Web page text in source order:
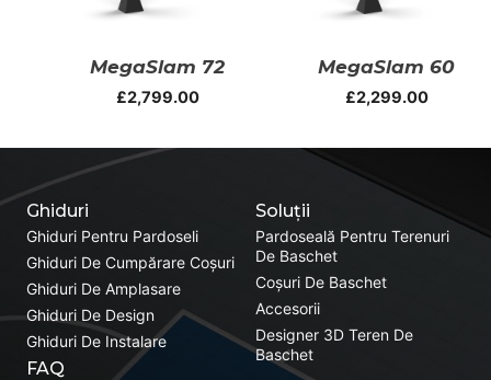
MegaSlam 72
£2,799.00
MegaSlam 60
£2,299.00
Soluții
Pardoseală Pentru Terenuri
De Baschet
Coșuri De Baschet
Accesorii
Designer 3D Teren De
Baschet
Ghiduri
Ghiduri Pentru Pardoseli
Ghiduri De Cumpărare Coșuri
Ghiduri De Amplasare
Ghiduri De Design
Ghiduri De Instalare
FAQ